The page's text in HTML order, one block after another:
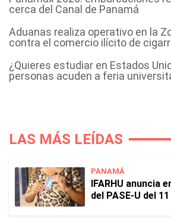
cerca del Canal de Panamá
Aduanas realiza operativo en la
contra el comercio ilícito de
¿Quieres estudiar en Estados
personas acuden a feria
LAS MÁS LEÍDAS
PANAMÁ
IFARHU anuncia
del PASE-U del